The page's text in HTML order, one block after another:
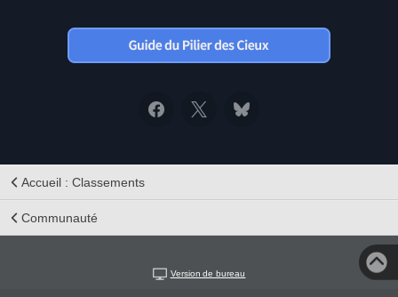
Accueil : Classements
Communauté
Version de bureau